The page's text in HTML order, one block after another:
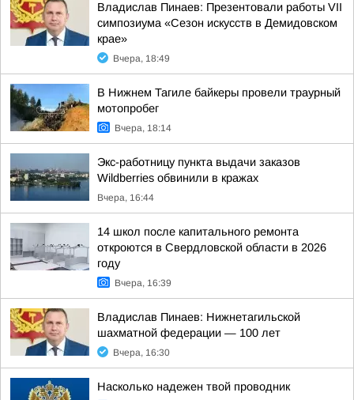
Владислав Пинаев: Презентовали работы VII
симпозиума «Сезон искусств в Демидовском
крае»
Вчера, 18:49
В Нижнем Тагиле байкеры провели траурный
мотопробег
Вчера, 18:14
Экс-работницу пункта выдачи заказов
Wildberries обвинили в кражах
Вчера, 16:44
14 школ после капитального ремонта
откроются в Свердловской области в 2026
году
Вчера, 16:39
Владислав Пинаев: Нижнетагильской
шахматной федерации — 100 лет
Вчера, 16:30
Насколько надежен твой проводник